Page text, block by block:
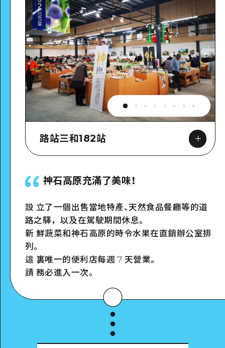
路站三和182站
Google Maps
詳細看看
神石高原充滿了美味！
設 立了一個出售當地特產、天然食品餐廳等的道
路之驛，以及在駕駛期間休息。
新 鮮蔬菜和神石高原的時令水果在直銷辦公室排
列。
這 裏唯一的便利店每週 7 天營業。
請 務必進入一次。